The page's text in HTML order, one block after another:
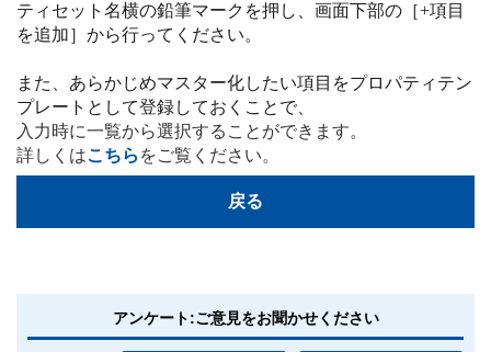
ティセット名横の鉛筆マークを押し、画面下部の［+項目
を追加］から行ってください。
また、あらかじめマスター化したい項目をプロパティテン
プレートとして登録しておくことで、
入力時に一覧から選択することができます。
詳しくはこちら をご覧ください。
戻る
アンケート:ご意見をお聞かせください